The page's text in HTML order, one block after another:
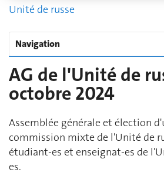
Unité de russe
Navigation
AG de l'Unité de
octobre 2024
Assemblée générale et élection
commission mixte de l'Unité de
étudiant-es et enseignat-es de
es.